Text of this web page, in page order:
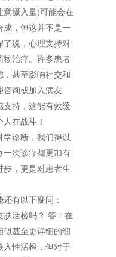
意摄入量)可能会在
成，但这并不是一
了说，心理支持对
物治疗。许多患者
，甚至影响社交和
咨询或加入病友
支持，这能有效缓
在战斗！
诊断，我们得以
一次诊疗都更加有
步，更是对患者生
有以下疑问：
肤活检吗？ 答：在
似甚至更详细的细
入性活检，但对于